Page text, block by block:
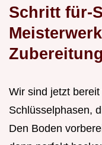
Schritt für-
Zubereitung
Wir sind jetzt
Schlüsselphasen,
Den Boden